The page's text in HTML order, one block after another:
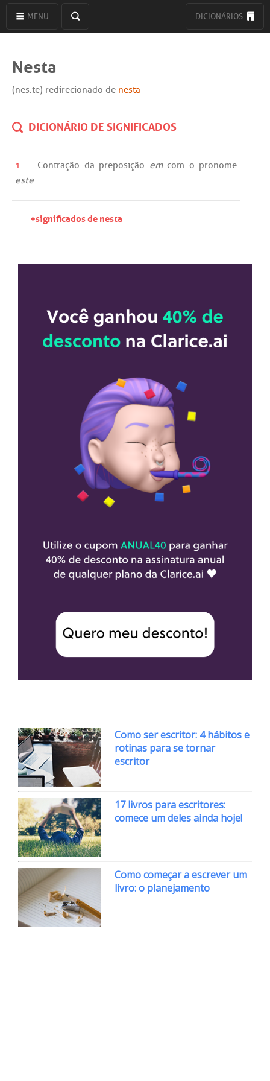
MENU DICIONÁRIOS
Nesta
(nes.te) redirecionado de nesta
DICIONÁRIO DE SIGNIFICADOS
1. Contração da preposição em com o pronome
este.
+significados de nesta
Como ser escritor: 4 hábitos e
rotinas para se tornar
escritor
17 livros para escritores:
comece um deles ainda hoje!
Como começar a escrever um
livro: o planejamento